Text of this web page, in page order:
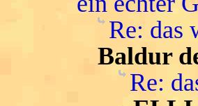
Re: das
Baldur
Re: